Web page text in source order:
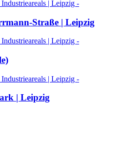
Straße | Leipzig
| Leipzig